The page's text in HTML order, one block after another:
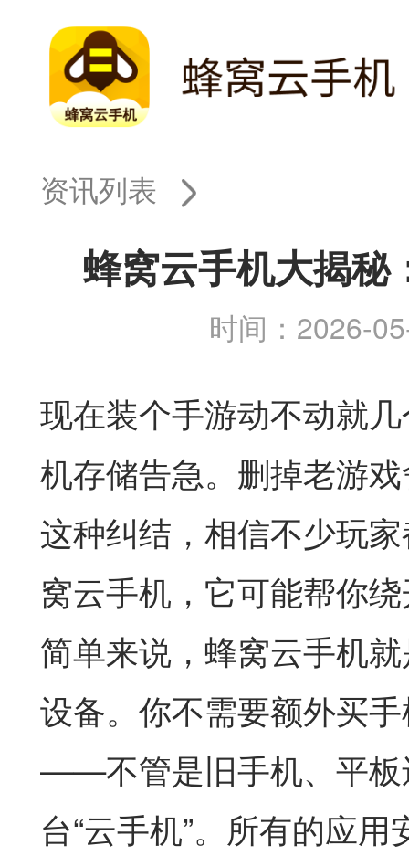
资讯列表
蜂窝云手机大揭秘
时间：2026-
现在装个手游动不动就
机存储告急。删掉老游
这种纠结，相信不少玩
窝云手机，它可能帮你
简单来说，蜂窝云手机
设备。你不需要额外买
——不管是旧手机、平板
台“云手机”。所有的应